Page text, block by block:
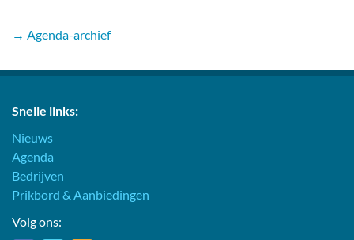
→ Agenda-archief
Snelle links:
Nieuws
Agenda
Bedrijven
Prikbord & Aanbiedingen
Volg ons: